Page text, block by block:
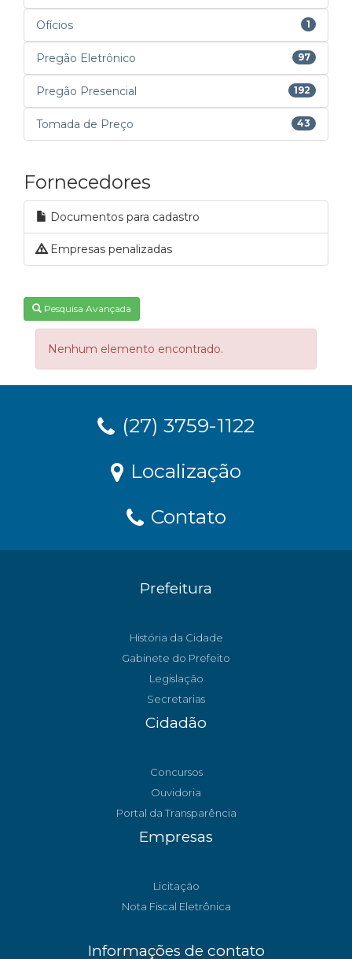
Ofícios 1
Pregão Eletrônico 97
Pregão Presencial 192
Tomada de Preço 43
Fornecedores
Documentos para cadastro
Empresas penalizadas
Pesquisa Avançada
Nenhum elemento encontrado.
(27) 3759-1122
Localização
Contato
Prefeitura
História da Cidade
Gabinete do Prefeito
Legislação
Secretarias
Cidadão
Concursos
Ouvidoria
Portal da Transparência
Empresas
Licitação
Nota Fiscal Eletrônica
Informações de contato